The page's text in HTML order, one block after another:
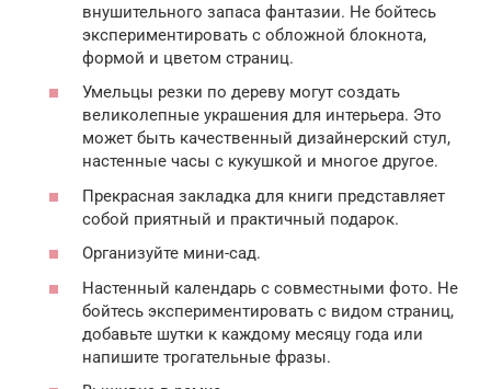
внушительного запаса фантазии. Не бойтесь
экспериментировать с обложной блокнота,
формой и цветом страниц.
Умельцы резки по дереву могут создать
великолепные украшения для интерьера. Это
может быть качественный дизайнерский стул,
настенные часы с кукушкой и многое другое.
Прекрасная закладка для книги представляет
собой приятный и практичный подарок.
Организуйте мини-сад.
Настенный календарь с совместными фото. Не
бойтесь экспериментировать с видом страниц,
добавьте шутки к каждому месяцу года или
напишите трогательные фразы.